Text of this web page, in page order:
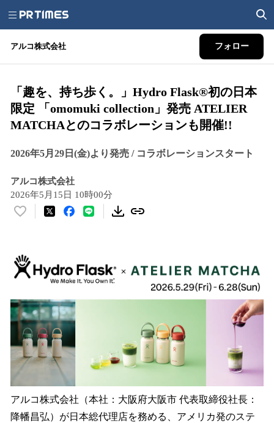
アルコ株式会社 フォロー
「趣を、持ち歩く。」Hydro Flask®初の日本
限定 「omomuki collection」発売 ATELIER
MATCHAとのコラボレーションも開催!!
2026年5月29日(金)より発売 / コラボレーションスタート
アルコ株式会社
2026年5月15日 10時00分
い
！
数
を
み
込
み
中
で
す
アルコ株式会社（本社：大阪府大阪市 代表取締役社長：
降幡昌弘）が日本総代理店を務める、アメリカ発のステ